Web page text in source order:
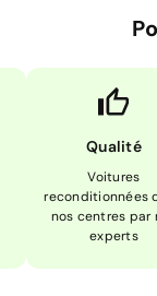
Qualité
Voitures
reconditionnées
nos centres par
experts